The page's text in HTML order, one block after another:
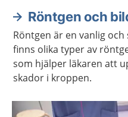
Röntgen och
Röntgen är en vanlig
finns olika typer av
som hjälper läkaren att
skador i kroppen.